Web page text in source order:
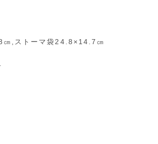
,ストーマ袋24.8×14.7㎝